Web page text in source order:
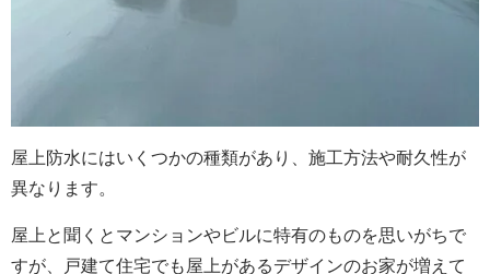
屋上防水にはいくつかの種類があり、施工方法や耐久性が
異なります。
屋上と聞くとマンションやビルに特有のものを思いがちで
すが、戸建て住宅でも屋上があるデザインのお家が増えて